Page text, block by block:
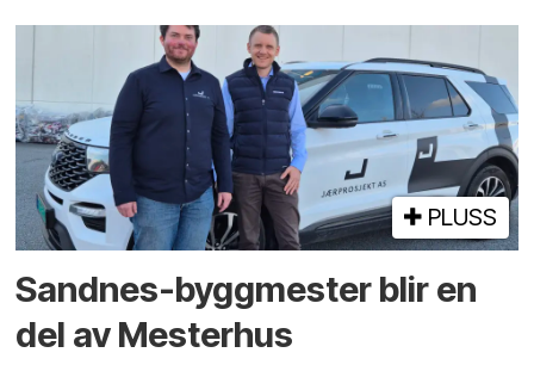
PLUSS
Sandnes-byggmester blir en
del av Mesterhus